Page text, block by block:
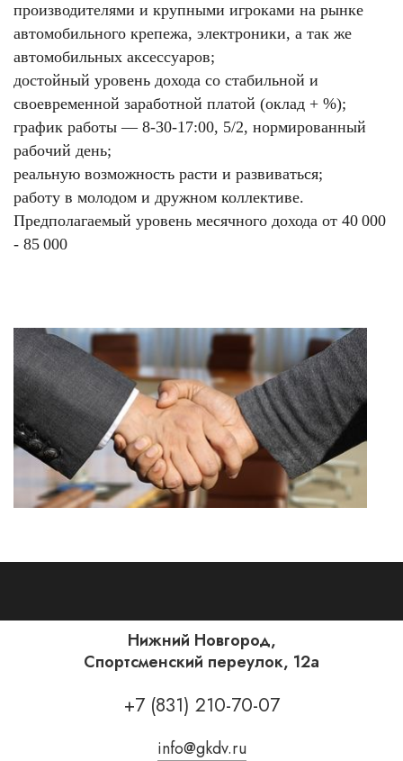
производителями и крупными игроками на рынке
автомобильного крепежа, электроники, а так же
автомобильных аксессуаров;
достойный уровень дохода со стабильной и
своевременной заработной платой (оклад + %);
график работы — 8-30-17:00, 5/2, нормированный
рабочий день;
реальную возможность расти и развиваться;
работу в молодом и дружном коллективе.
Предполагаемый уровень месячного дохода от 40 000
- 85 000
Нижний Новгород,
Спортсменский переулок, 12а
+7 (831) 210-70-07
info@gkdv.ru